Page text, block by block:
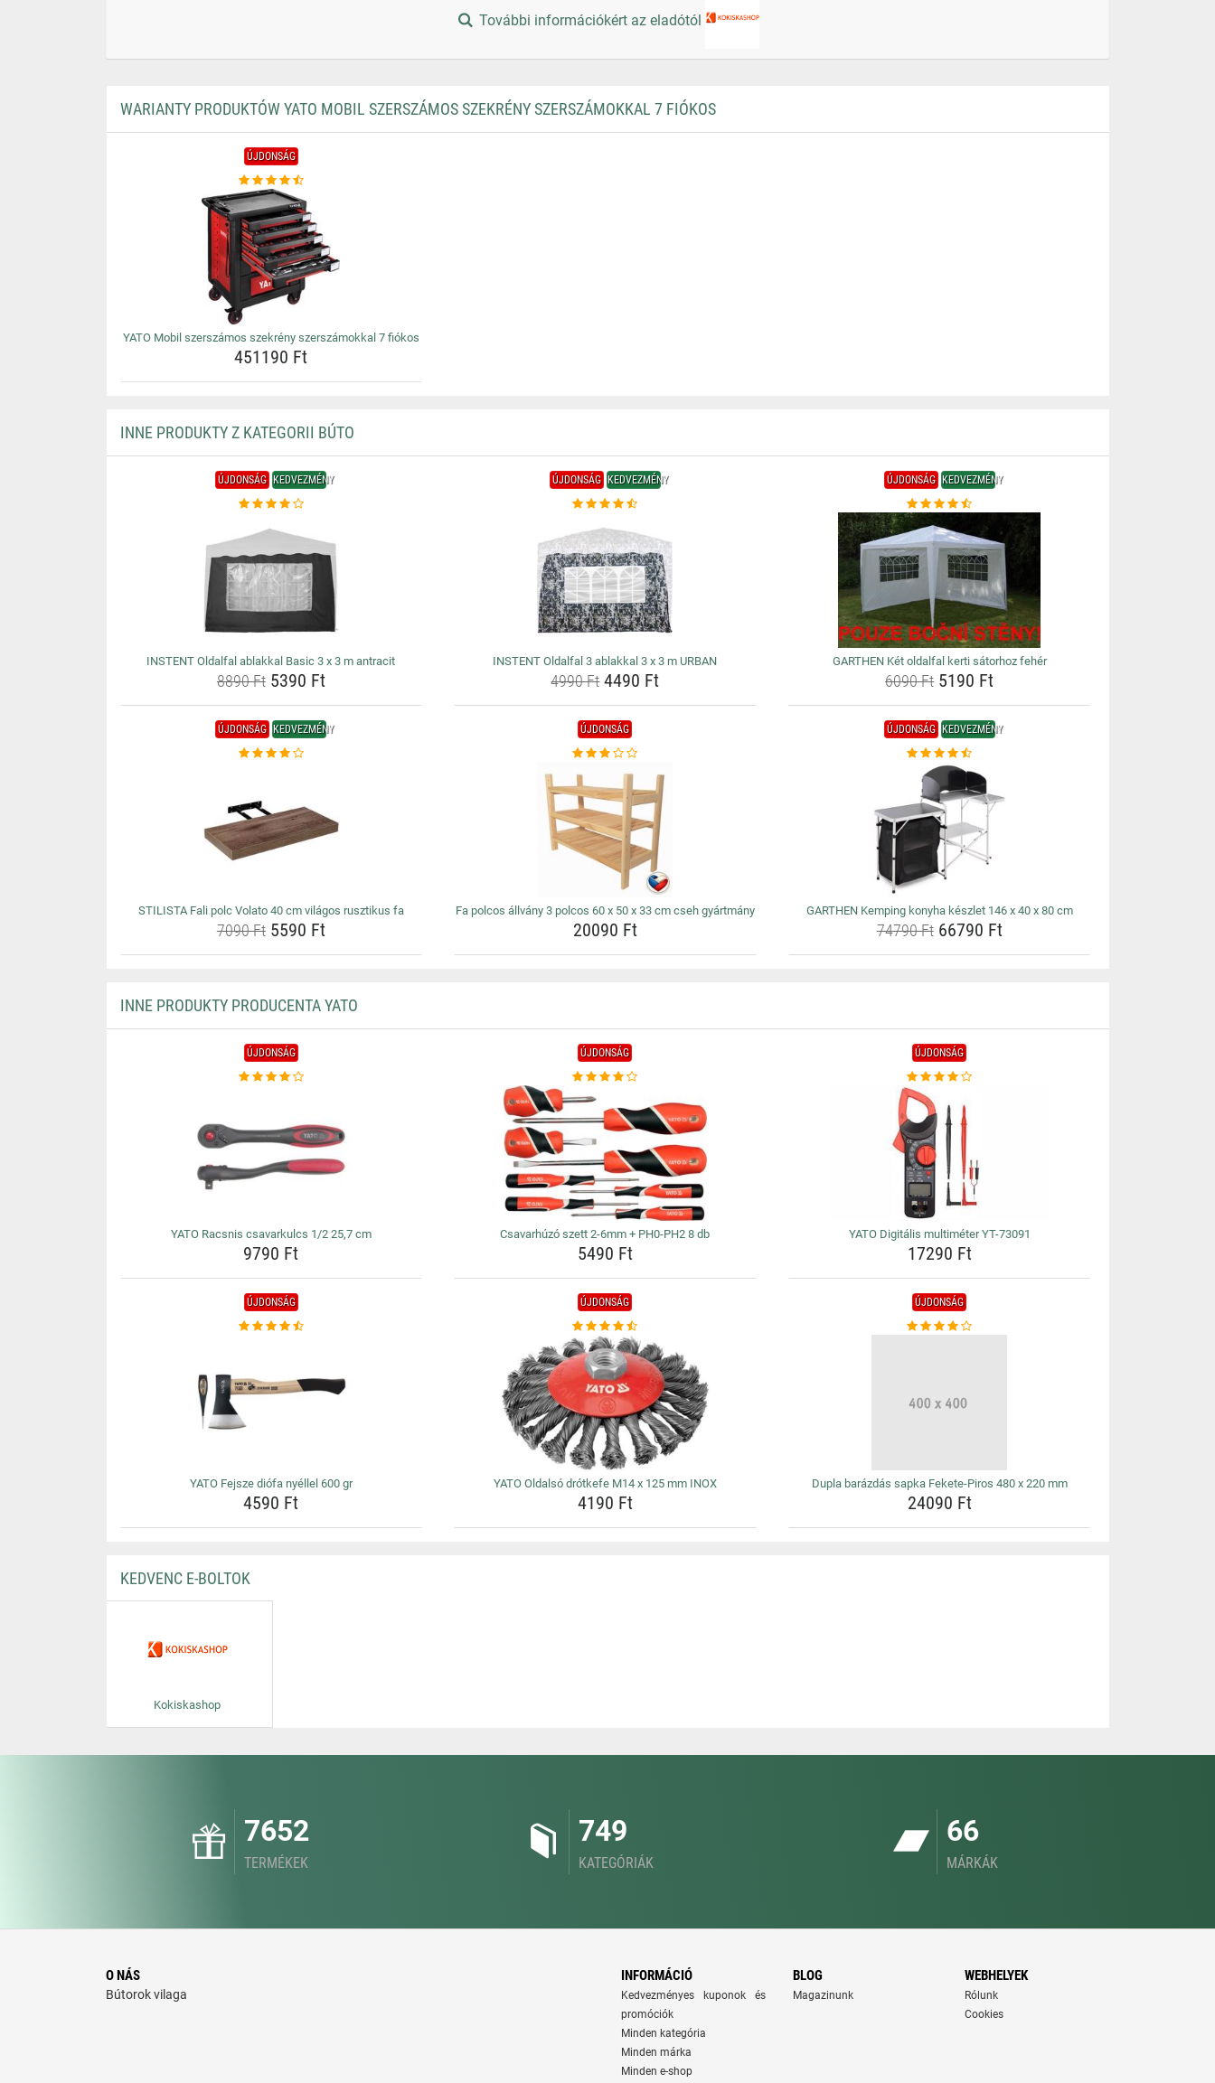
További információkért az eladótól
WARIANTY PRODUKTÓW YATO MOBIL SZERSZÁMOS SZEKRÉNY SZERSZÁMOKKAL 7 FIÓKOS
ÚJDONSÁG
YATO Mobil szerszámos szekrény szerszámokkal 7 fiókos
451190 Ft
INNE PRODUKTY Z KATEGORII BÚTO
ÚJDONSÁG KEDVEZMÉNY
INSTENT Oldalfal ablakkal Basic 3 x 3 m antracit
8890 Ft5390 Ft
ÚJDONSÁG KEDVEZMÉNY
INSTENT Oldalfal 3 ablakkal 3 x 3 m URBAN
4990 Ft4490 Ft
ÚJDONSÁG KEDVEZMÉNY
GARTHEN Két oldalfal kerti sátorhoz fehér
6090 Ft 5190 Ft
ÚJDONSÁG KEDVEZMÉNY
STILISTA Fali polc Volato 40 cm világos rusztikus fa
7090 Ft5590 Ft
ÚJDONSÁG
Fa polcos állvány 3 polcos 60 x 50 x 33 cm cseh gyártmány
20090 Ft
ÚJDONSÁG KEDVEZMÉNY
GARTHEN Kemping konyha készlet 146 x 40 x 80 cm
74790 Ft66790 Ft
INNE PRODUKTY PRODUCENTA YATO
ÚJDONSÁG
YATO Racsnis csavarkulcs 1/2 25,7 cm
9790 Ft
ÚJDONSÁG
Csavarhúzó szett 2-6mm + PH0-PH2 8 db
5490 Ft
ÚJDONSÁG
YATO Digitális multiméter YT-73091
17290 Ft
ÚJDONSÁG
YATO Fejsze diófa nyéllel 600 gr
4590 Ft
ÚJDONSÁG
YATO Oldalsó drótkefe M14 x 125 mm INOX
4190 Ft
ÚJDONSÁG
Dupla barázdás sapka Fekete-Piros 480 x 220 mm
24090 Ft
KEDVENC E-BOLTOK
Kokiskashop
7652
TERMÉKEK
749
KATEGÓRIÁK
66
MÁRKÁK
O NÁS
Bútorok vilaga
INFORMÁCIÓ
Kedvezményes kuponok és
promóciók
Minden kategória
Minden márka
Minden e-shop
BLOG
Magazinunk
WEBHELYEK
Rólunk
Cookies